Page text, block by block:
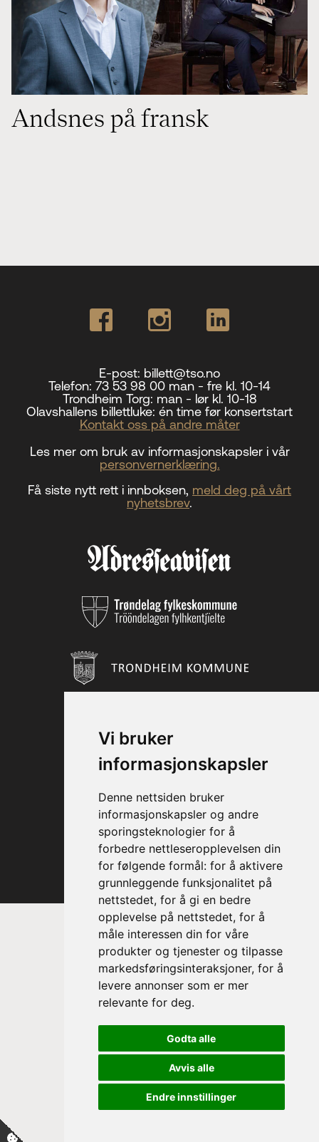
Vi bruker
informasjonskapsler
Denne nettsiden bruker
informasjonskapsler og andre
sporingsteknologier for å
forbedre nettleseropplevelsen din
for følgende formål: for å aktivere
grunnleggende funksjonalitet på
nettstedet, for å gi en bedre
opplevelse på nettstedet, for å
måle interessen din for våre
produkter og tjenester og tilpasse
markedsføringsinteraksjoner, for å
levere annonser som er mer
relevante for deg.
Godta alle
Avvis alle
Endre innstillinger
Andsnes på fransk
E-post: billett@tso.no
Telefon: 73 53 98 00 man - fre kl. 10-14
Trondheim Torg: man - lør kl. 10-18
Olavshallens billettluke: én time før konsertstart
Kontakt oss på andre måter
Les mer om bruk av informasjonskapsler i vår
personvernerklæring.
Få siste nytt rett i innboksen, meld deg på vårt
nyhetsbrev.
Prinsesse Astrid, fru Ferner
Trondheim Symfoniorkester & Opera
sin høye beskytter